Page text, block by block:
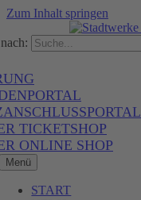
Zum Inhalt springen
TICKETSHOP
ONLINE SHOP
Menü
START